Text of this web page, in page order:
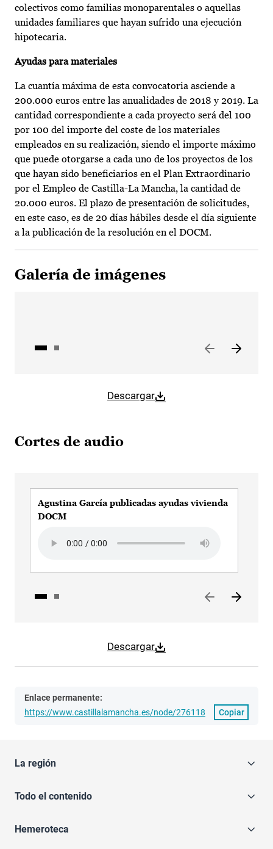
colectivos como familias monoparentales o aquellas
unidades familiares que hayan sufrido una ejecución
hipotecaria.
Ayudas para materiales
La cuantía máxima de esta convocatoria asciende a
200.000 euros entre las anualidades de 2018 y 2019. La
cantidad correspondiente a cada proyecto será del 100
por 100 del importe del coste de los materiales
empleados en su realización, siendo el importe máximo
que puede otorgarse a cada uno de los proyectos de los
que hayan sido beneficiarios en el Plan Extraordinario
por el Empleo de Castilla-La Mancha, la cantidad de
20.000 euros. El plazo de presentación de solicitudes,
en este caso, es de 20 días hábiles desde el día siguiente
a la publicación de la resolución en el DOCM.
Galería de imágenes
Descargar
Cortes de audio
Descargar
Agustina García publicadas ayudas vivienda
DOCM
Enlace permanente:
https://www.castillalamancha.es/node/276118
Copiar
La región
Todo el contenido
Hemeroteca